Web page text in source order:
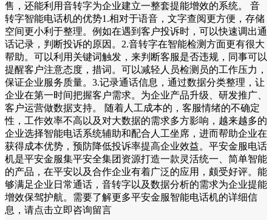
售，还能利用音转字为企业建立一整套提能增效的系统。 音
转字智能电话机的优势1.相对于语音，文字查阅更方便，存储
空间更小利于整理。例如在遇到客户投诉时，可以快速调出通
话记录，判断投诉的原因。2.音转字在智能检测方面更有很大
帮助。可以利用关键词触发，来判断客服是否违规，同事可以
提醒客户注意态度，措词。可以减轻人员检测员的工作压力，
保证企业服务质量。3.记录通话信息，通过数据分类整理，让
企业在第一时间把握客户需求。为企业产品升级、研发推广、
客户运营做数据支持。 随着人工成本的，客服情绪的不确定
性，工作效率不高以及对大数据的需求多方影响，越来越多的
企业选择智能电话系统辅助和配合人工坐席，进而帮助企业在
获得成本优势，预防降低投诉率提高企业效益。平安金服电话
机是平安金服集平安全集团资源打造一款灵活统一、简单智能
的产品，在平安以及合作企业有着广泛的应用，颇受好评。能
够满足企业日常通话，音转字以及数据分析的需求为企业提能
增效保驾护航。需要了解更多平安金服智能电话机的详细信
息，请点击立即咨询留言